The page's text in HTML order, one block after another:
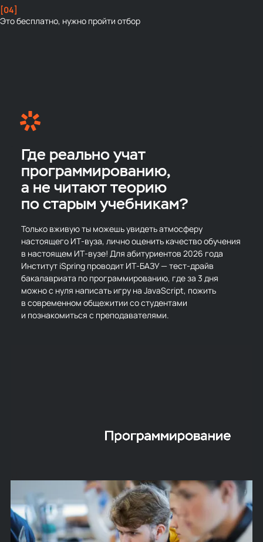
[04]
Это бесплатно, нужно пройти отбор
Где реально учат
программированию,
а не читают теорию
по старым учебникам?
Только вживую ты можешь увидеть атмосферу
настоящего ИТ‑вуза, лично оценить качество обучения
в настоящем ИТ‑вузе! Для абитуриентов 2026 года
Институт iSpring проводит ИТ‑БАЗУ — тест‑драйв
бакалавриата по программированию, где за 3 дня
можно с нуля написать игру на JavaScript, пожить
в современном общежитии со студентами
и познакомиться с преподавателями.